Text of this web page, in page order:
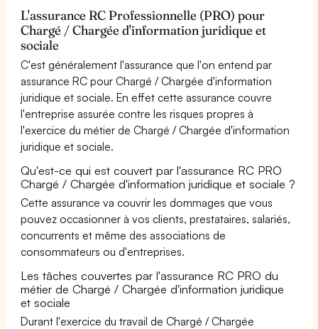
L'assurance RC Professionnelle (PRO) pour
Chargé / Chargée d'information juridique et
sociale
C'est généralement l'assurance que l'on entend par
assurance RC pour Chargé / Chargée d'information
juridique et sociale. En effet cette assurance couvre
l'entreprise assurée contre les risques propres à
l'exercice du métier de Chargé / Chargée d'information
juridique et sociale.
Qu'est-ce qui est couvert par l'assurance RC PRO
Chargé / Chargée d'information juridique et sociale ?
Cette assurance va couvrir les dommages que vous
pouvez occasionner à vos clients, prestataires, salariés,
concurrents et même des associations de
consommateurs ou d'entreprises.
Les tâches couvertes par l'assurance RC PRO du
métier de Chargé / Chargée d'information juridique
et sociale
Durant l'exercice du travail de Chargé / Chargée